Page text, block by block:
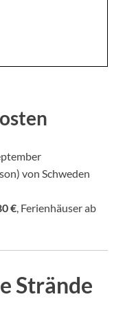
von Schweden
€, Ferienhäuser ab
Strände